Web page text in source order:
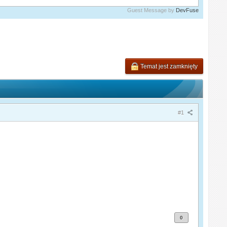
Guest Message by DevFuse
Temat jest zamknięty
#1
0